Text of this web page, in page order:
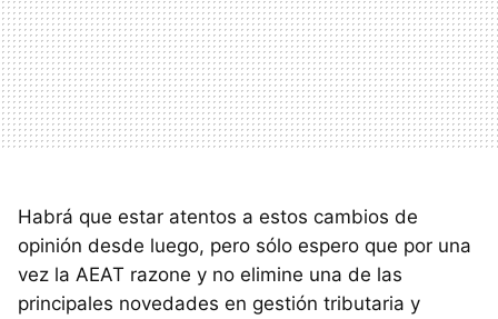
Habrá que estar atentos a estos cambios de
opinión desde luego, pero sólo espero que por una
vez la AEAT razone y no elimine una de las
principales novedades en gestión tributaria y